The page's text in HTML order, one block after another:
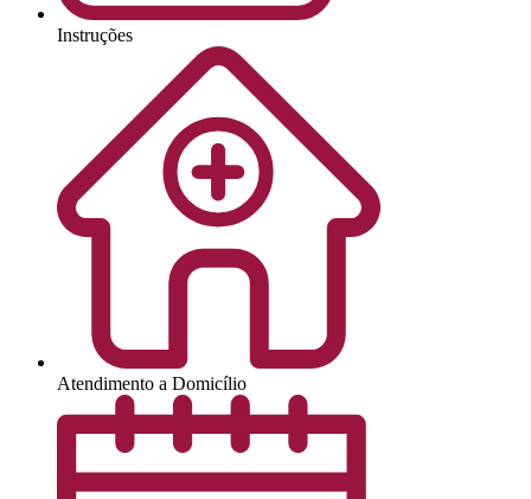
Instruções
Atendimento a Domicílio